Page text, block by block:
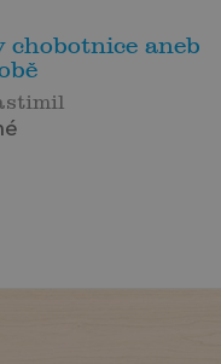
chobotnice aneb